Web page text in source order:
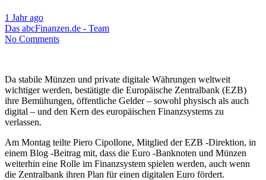
1 Jahr ago
Das abcFinanzen.de - Team
No Comments
Da stabile Münzen und private digitale Währungen weltweit
wichtiger werden, bestätigte die Europäische Zentralbank (EZB)
ihre Bemühungen, öffentliche Gelder – sowohl physisch als auch
digital – und den Kern des europäischen Finanzsystems zu
verlassen.
Am Montag teilte Piero Cipollone, Mitglied der EZB -Direktion, in
einem Blog -Beitrag mit, dass die Euro -Banknoten und Münzen
weiterhin eine Rolle im Finanzsystem spielen werden, auch wenn
die Zentralbank ihren Plan für einen digitalen Euro fördert.